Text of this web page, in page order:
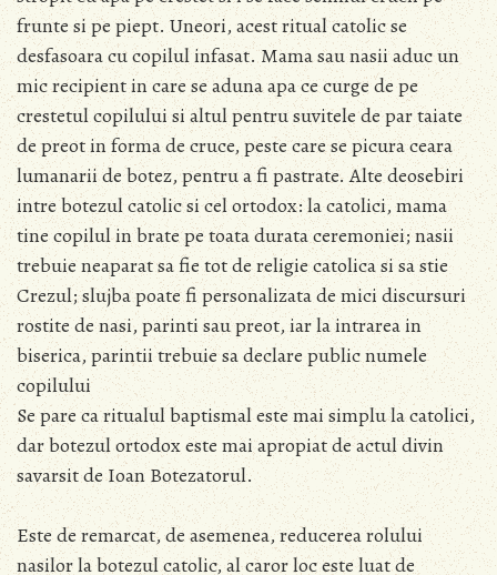
frunte si pe piept. Uneori, acest ritual catolic se
desfasoara cu copilul infasat. Mama sau nasii aduc un
mic recipient in care se aduna apa ce curge de pe
crestetul copilului si altul pentru suvitele de par taiate
de preot in forma de cruce, peste care se picura ceara
lumanarii de botez, pentru a fi pastrate. Alte deosebiri
intre botezul catolic si cel ortodox: la catolici, mama
tine copilul in brate pe toata durata ceremoniei; nasii
trebuie neaparat sa fie tot de religie catolica si sa stie
Crezul; slujba poate fi personalizata de mici discursuri
rostite de nasi, parinti sau preot, iar la intrarea in
biserica, parintii trebuie sa declare public numele
copilului
Se pare ca ritualul baptismal este mai simplu la catolici,
dar botezul ortodox este mai apropiat de actul divin
savarsit de Ioan Botezatorul.
Este de remarcat, de asemenea, reducerea rolului
nasilor la botezul catolic, al caror loc este luat de